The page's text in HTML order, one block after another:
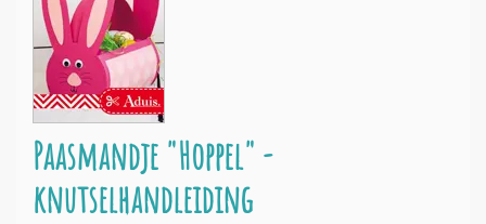
Paasmandje "Hoppel" -
knutselhandleiding